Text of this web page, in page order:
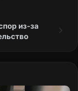
из-за